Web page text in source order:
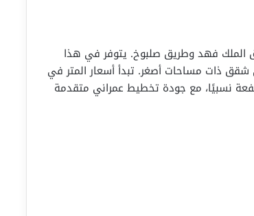
الملك فهد وطريق صلبوخ. يتوفر في هذا
متر مربع، بالإضافة إلى شقق ذات مساحات أصغر. تبدأ أسعار المتر في
المرتفعة نسبيًا، مع جودة تخطيط عمراني متقدمة